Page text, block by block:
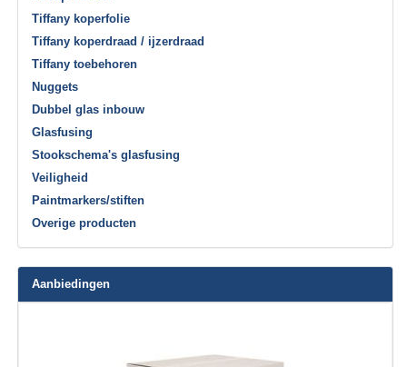
Tiffany koperfolie
Tiffany koperdraad / ijzerdraad
Tiffany toebehoren
Nuggets
Dubbel glas inbouw
Glasfusing
Stookschema's glasfusing
Veiligheid
Paintmarkers/stiften
Overige producten
Aanbiedingen